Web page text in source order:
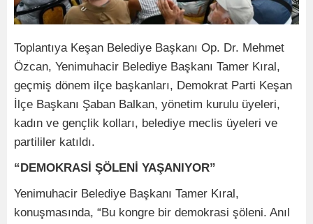
Toplantıya Keşan Belediye Başkanı Op. Dr. Mehmet
Özcan, Yenimuhacir Belediye Başkanı Tamer Kıral,
geçmiş dönem ilçe başkanları, Demokrat Parti Keşan
İlçe Başkanı Şaban Balkan, yönetim kurulu üyeleri,
kadın ve gençlik kolları, belediye meclis üyeleri ve
partililer katıldı.
“DEMOKRASİ ŞÖLENİ YAŞANIYOR”
Yenimuhacir Belediye Başkanı Tamer Kıral,
konuşmasında, “Bu kongre bir demokrasi şöleni. Anıl